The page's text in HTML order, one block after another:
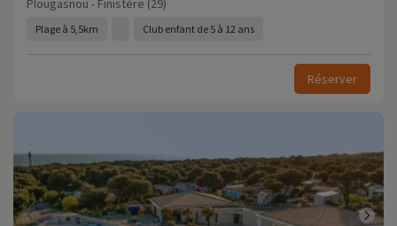
Plougasnou - Finistère (29)
Plage à 5,5km Club enfant de 5 à 12 ans
Réserver